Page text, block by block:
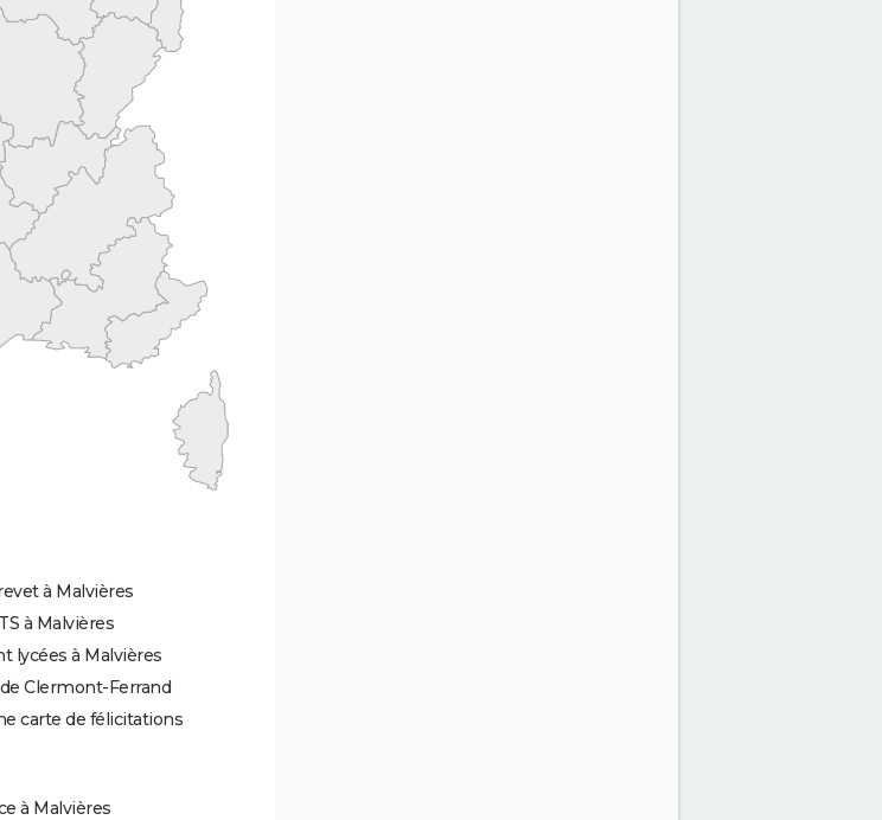
à Malvières
à Malvières
lycées à Malvières
Clermont-Ferrand
carte de félicitations
à Malvières